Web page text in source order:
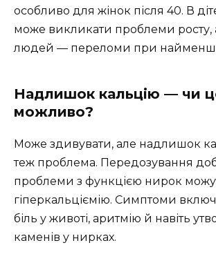
особливо для жінок після 40. В
може викликати проблеми росту, а
людей — переломи при
Надлишок кальцію — чи
можливо?
Може здивувати, але надлишок
теж проблема. Передозування
проблеми з функцією нирок
гіперкальціємію. Симптоми
біль у животі, аритмію й навіть
каменів у нирках.